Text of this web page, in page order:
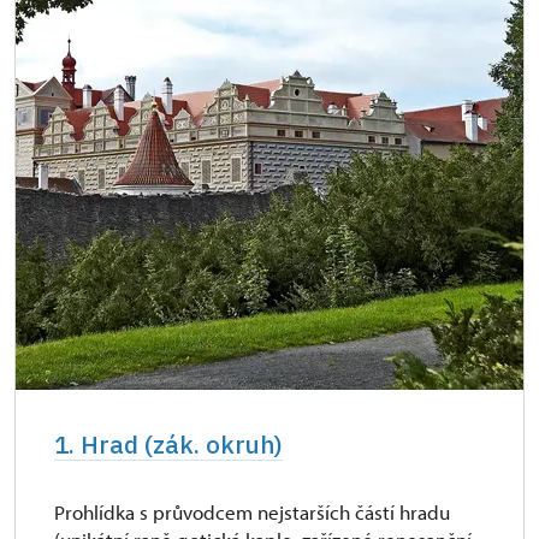
Průkaz Náš člověk *
Kastelánský vstup
zdarma
Roční pernamentka NPU
zdarma
1. Hrad (zák. okruh)
Prohlídka s průvodcem nejstarších částí hradu